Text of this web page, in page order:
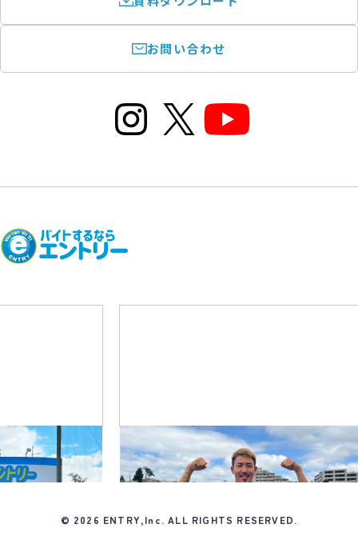
お問い合わせ
02─08
© 2026 ENTRY,Inc. ALL RIGHTS RESERVED.